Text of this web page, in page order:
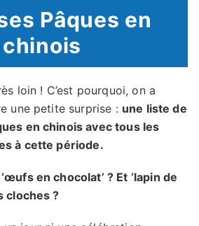
Pâques en
chinois
loin ! C’est pourquoi, on a
une petite surprise : une liste de
en chinois avec tous les
à cette période.
en chocolat’ ? Et ‘lapin de
cloches ?